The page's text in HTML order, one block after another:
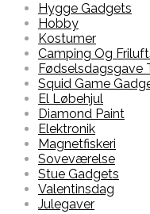
Hygge Gadgets
Hobby
Kostumer
Camping Og
Fødselsdagsgave
Squid Game
El Løbehjul
Diamond Paint
Elektronik
Magnetfiskeri
Soveværelse
Stue Gadgets
Valentinsdag
Julegaver